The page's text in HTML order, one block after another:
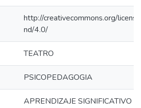
http://creativecommons.org/
nd/4.0/
TEATRO
PSICOPEDAGOGIA
APRENDIZAJE SIGNIFICATIVO